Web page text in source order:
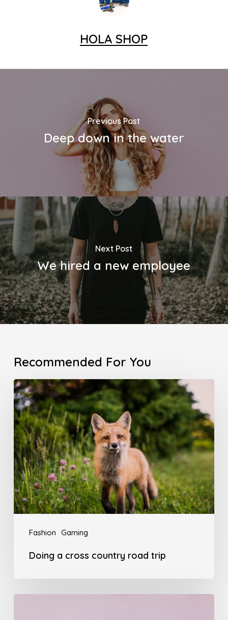
HOLA SHOP
Previous Post
Deep down in the water
Next Post
We hired a new employee
Recommended For You
Fashion Gaming
Doing
a
cross
country
road
trip
Doing a cross country road trip